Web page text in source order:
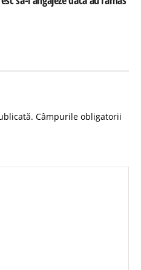
Câmpurile obligatorii